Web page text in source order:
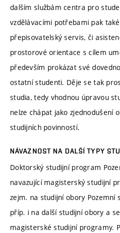
dalším službám centra pro
vzdělávacími potřebami pak
přepisovatelský servis, či
prostorové orientace s cílem
především prokázat své
ostatní studenti. Děje se tak
studia, tedy vhodnou úpravou
nelze chápat jako zjednodušení
studijních povinností.
NÁVAZNOST NA DALŠÍ TYPY
Doktorský studijní program
navazující magisterský studijní
zejm. na studijní obory Pozemní
příp. i na další studijní obory a
magisterské studijní programy.